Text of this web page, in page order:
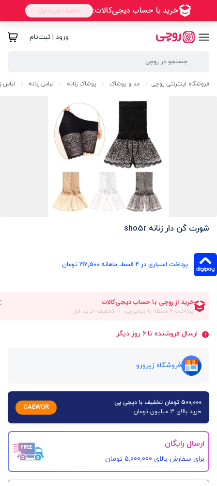
ورود | ثبت‌نام
فروشگاه اینترنتی روچی / مد و پوشاک / پوشاک زنانه / لباس زنانه / لباس
شورت گن دار زنانه sho5r
پرداخت اعتباری در ۴ قسط، ماهانه 197,500 تومان
ارسال فروشنده تا 6 روز دیگر
فروشگاه زیرورو
۵۰۰,۰۰۰ تومان تخفیف با دیجی پی
خرید بالای 3 میلیون تومان
CAEWQR
ارسال رایگان
برای سفارش‌ بالای 5,000,000 تومان